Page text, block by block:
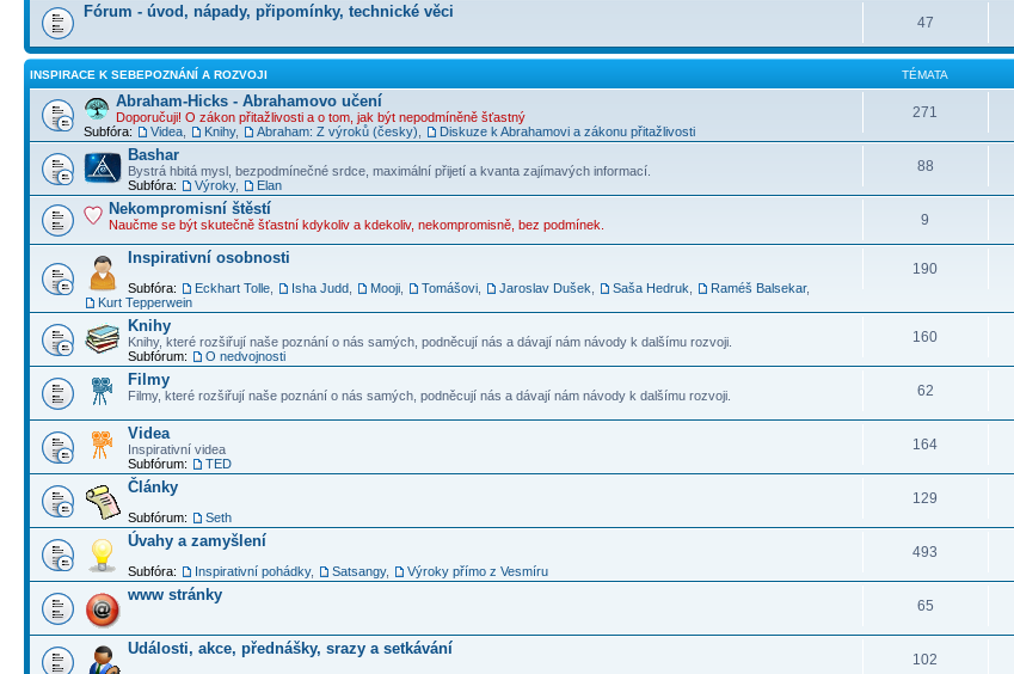
Fórum - úvod, nápady, připomínky, technické věci
47
INSPIRACE K SEBEPOZNÁNÍ A ROZVOJI TÉMATA
Abraham-Hicks - Abrahamovo učení
Doporučuji! O zákon přitažlivosti a o tom, jak být nepodmíněně šťastný
Subfóra:
Videa Knihy, Abraham: Z výroků (česky) Diskuze k Abrahamovi a zákonu přitažlivosti
271
Bashar
Bystrá hbitá mysl, bezpodmínečné srdce, maximální přijetí a kvanta zajímavých informací.
Subfóra:
Výroky, Elan
88
Nekompromisní štěstí
Naučme se být skutečně šťastní kdykoliv a kdekoliv, nekompromisně, bez podmínek. 9
Inspirativní osobnosti
Subfóra: Eckhart Tolle Isha Judd Mooji Tomášovi Jaroslav Dušek Saša Hedruk Raméš Balsekar,
Kurt Tepperwein
190
Knihy
Knihy, které rozšiřují naše poznání o nás samých, podněcují nás a dávají nám návody k dalšímu rozvoji.
Subfórum:
O nedvojnosti
160
Filmy
Filmy, které rozšiřují naše poznání o nás samých, podněcují nás a dávají nám návody k dalšímu rozvoji. 62
Videa
Inspirativní videa
Subfórum:
TED
164
Články
Subfórum: Seth
129
Úvahy a zamyšlení
Subfóra: Inspirativní pohádky, Satsangy, Výroky přímo z Vesmíru
493
www stránky
65
Události, akce, přednášky, srazy a setkávání
102